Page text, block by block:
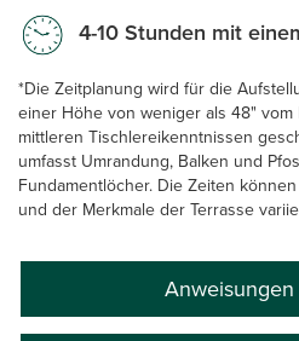
4-10 Stunden mit
*Die Zeitplanung wird für die
einer Höhe von weniger als 48"
mittleren Tischlereikenntnissen
umfasst Umrandung, Balken und
Fundamentlöcher. Die Zeiten
und der Merkmale der Terrasse